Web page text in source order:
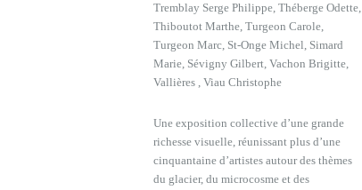
Tremblay Serge Philippe, Théberge Odette,
Thiboutot Marthe, Turgeon Carole,
Turgeon Marc, St-Onge Michel, Simard
Marie, Sévigny Gilbert, Vachon Brigitte,
Vallières , Viau Christophe
Une exposition collective d’une grande
richesse visuelle, réunissant plus d’une
cinquantaine d’artistesautour des thèmes
du glacier, du microcosme et des